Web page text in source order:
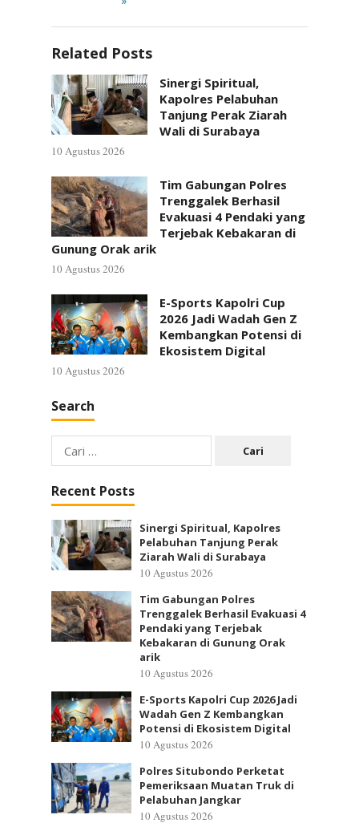
Related Posts
Sinergi Spiritual,
Kapolres Pelabuhan
Tanjung Perak Ziarah
Wali di Surabaya
10 Agustus 2026
Tim Gabungan Polres
Trenggalek Berhasil
Evakuasi 4 Pendaki yang
Terjebak Kebakaran di
Gunung Orak arik
10 Agustus 2026
E-Sports Kapolri Cup
2026 Jadi Wadah Gen Z
Kembangkan Potensi di
Ekosistem Digital
10 Agustus 2026
Search
Cari
untuk:
Recent Posts
Sinergi Spiritual, Kapolres
Pelabuhan Tanjung Perak
Ziarah Wali di Surabaya
10 Agustus 2026
Tim Gabungan Polres
Trenggalek Berhasil Evakuasi 4
Pendaki yang Terjebak
Kebakaran di Gunung Orak
arik
10 Agustus 2026
E-Sports Kapolri Cup 2026 Jadi
Wadah Gen Z Kembangkan
Potensi di Ekosistem Digital
10 Agustus 2026
Polres Situbondo Perketat
Pemeriksaan Muatan Truk di
Pelabuhan Jangkar
10 Agustus 2026